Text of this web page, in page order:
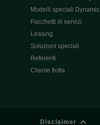
Modelli speciali Dynamic
Pacchetti di servizi
Leasing
Soluzioni speciali
Referenti
Cliente flotta
Disclaimer